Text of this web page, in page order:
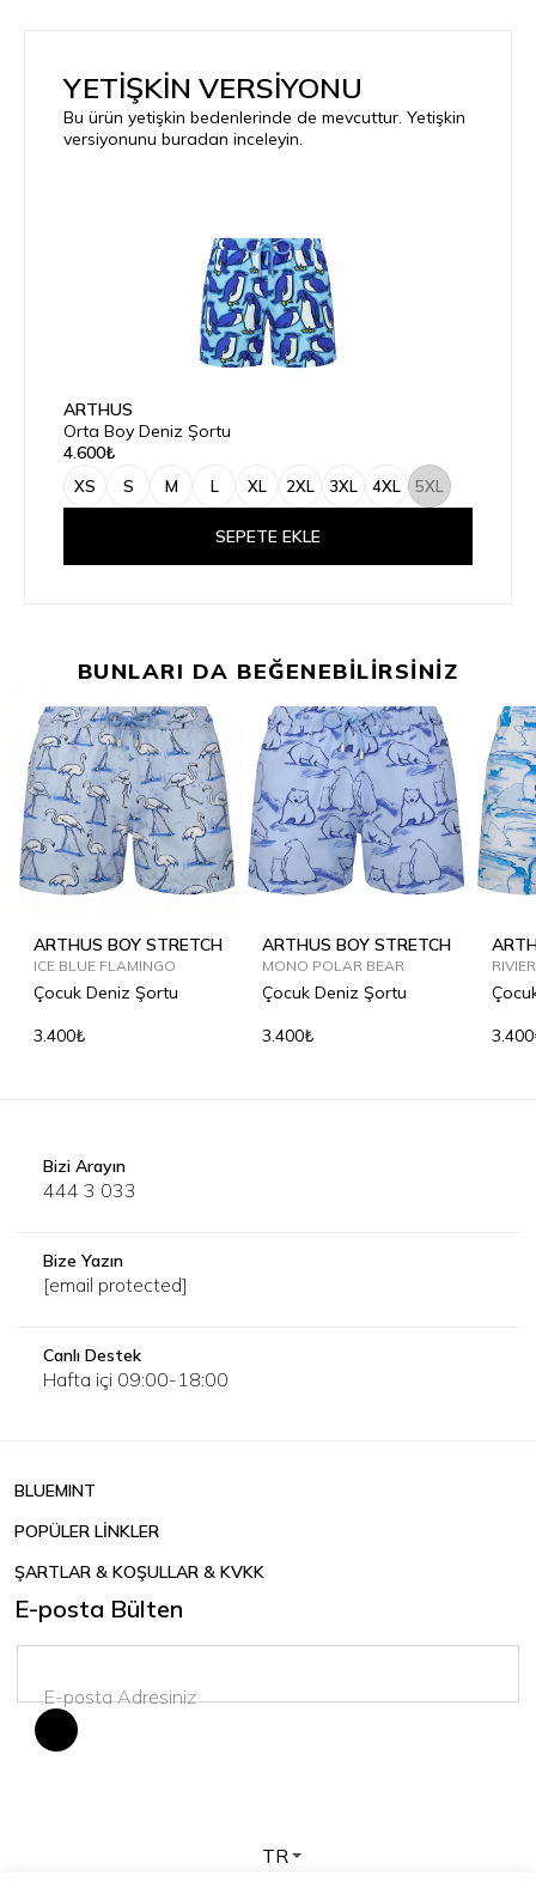
YETİŞKİN VERSİYONU
Bu ürün yetişkin bedenlerinde de mevcuttur. Yetişkin
versiyonunu buradan inceleyin.
ARTHUS
Orta Boy Deniz Şortu
4.600₺
XS S M L XL 2XL 3XL 4XL 5XL
SEPETE EKLE
BUNLARI DA BEĞENEBİLİRSİNİZ
ARTHUS BOY STRETCH
ICE BLUE FLAMINGO
Çocuk Deniz Şortu
3.400₺
ARTHUS BOY STRETCH
MONO POLAR BEAR
Çocuk Deniz Şortu
3.400₺
Bizi Arayın
444 3 033
Bize Yazın
[email protected]
Canlı Destek
Hafta içi 09:00-18:00
BLUEMINT
POPÜLER LİNKLER
ŞARTLAR & KOŞULLAR & KVKK
E-posta Bülten
TR